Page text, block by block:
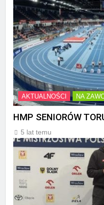
AKTUALNOŚCI NA
HMP SENIORÓW
5 lat temu